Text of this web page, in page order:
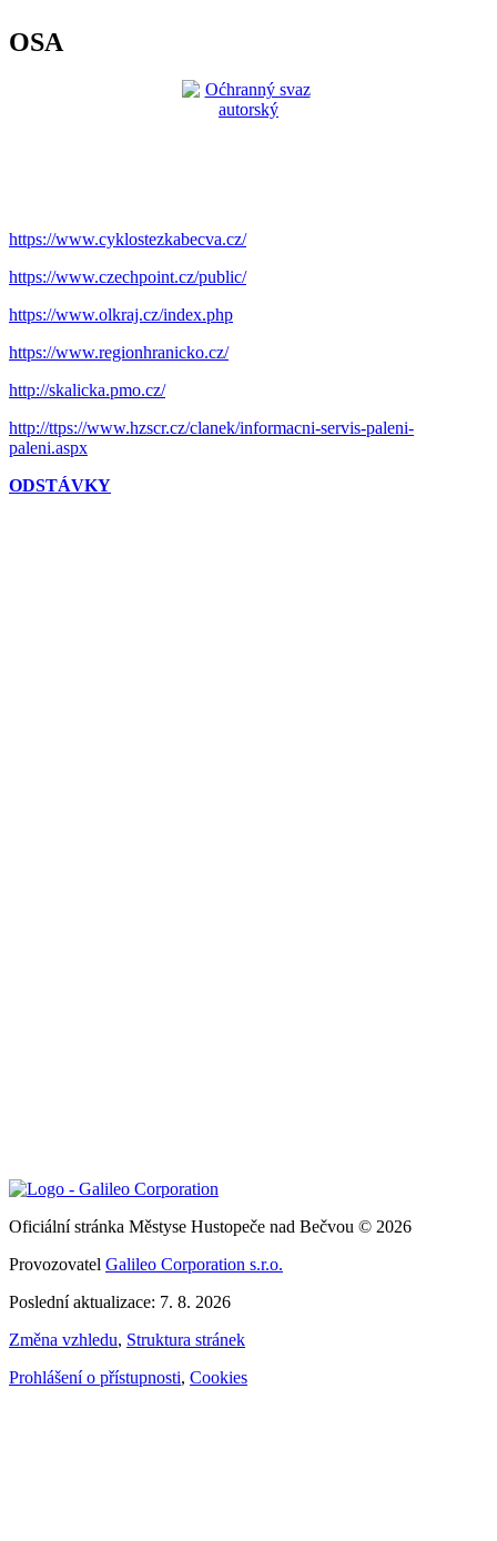
OSA
https://www.cyklostezkabecva.cz/
https://www.czechpoint.cz/public/
https://www.olkraj.cz/index.php
https://www.regionhranicko.cz/
http://skalicka.pmo.cz/
http://ttps://www.hzscr.cz/clanek/informacni-servis-paleni-
paleni.aspx
ODSTÁVKY
Oficiální stránka Městyse Hustopeče nad Bečvou © 2026
Provozovatel Galileo Corporation s.r.o.
Poslední aktualizace: 7. 8. 2026
Změna vzhledu, Struktura stránek
Prohlášení o přístupnosti, Cookies